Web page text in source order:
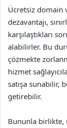
Ücretsiz domain
dezavantajı,
karşılaştıkları
alabilirler. Bu
çözmekte
hizmet
satışa sunabilir,
getirebilir.
Bununla birlikte,